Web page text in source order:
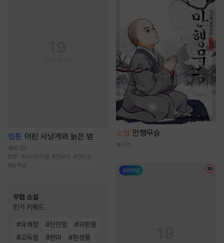
웹툰 어린 사냥개와 늙은 범
6.1만
#SF #나이차커플 #연상수 #연하공
#능력공
무협 소설
인기 키워드
#유쾌함 #잔잔함 #귀환물
#고독함 #천마 #환생물
소설 만행무승
3만